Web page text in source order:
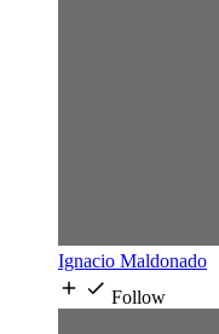
Ignacio Maldonado
Follow